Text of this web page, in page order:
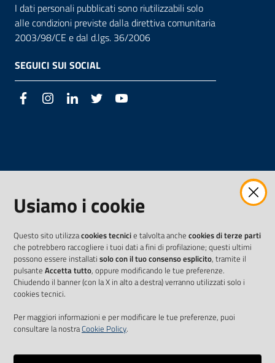
I dati personali pubblicati sono riutilizzabili solo
alle condizioni previste dalla direttiva comunitaria
2003/98/CE e dal d.lgs. 36/2006
SEGUICI SUI SOCIAL
FacebookInstagramLinkedIn Twitter
Usiamo i cookie
Questo sito utilizzacookies tecnicie talvolta anche cookies di terze parti
che potrebbero raccogliere i tuoi dati a fini di profilazione; questi ultimi
possono essere installati solo con il tuo consenso esplicito, tramite il
pulsante Accetta tutto, oppure modificando le tue preferenze.
Chiudendo il banner (con la X in alto a destra) verranno utilizzati solo i
cookies tecnici.
Per maggiori informazioni e per modificare le tue preferenze, puoi
consultare la nostraCookie Policy.